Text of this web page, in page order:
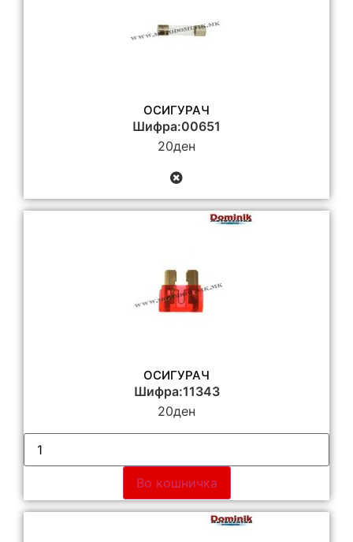
ОСИГУРАЧ
Шифра:00651
20ден
ОСИГУРАЧ
Шифра:11343
20ден
Во кошничка